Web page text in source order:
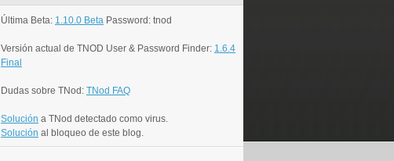
Última Beta: 1.10.0 Beta Password: tnod
Versión actual de TNOD User & Password Finder: 1.6.4
Final
Dudas sobre TNod: TNod FAQ
Solución a TNod detectado como virus.
Solución al bloqueo de este blog.